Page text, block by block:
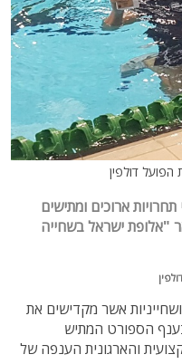
דולפין
ארוכים ומתישים
"אלופת ישראל בשחייה
אשר מקדישים את
הספורט המתיש
והארגונית הענפה של